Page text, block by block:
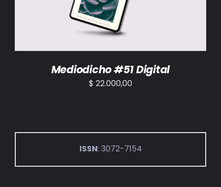
Mediodicho #51 Digital
$ 22.000,00
ISSN: 3072-7154